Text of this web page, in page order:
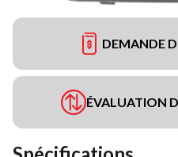
DEMANDE
ÉVALUATION